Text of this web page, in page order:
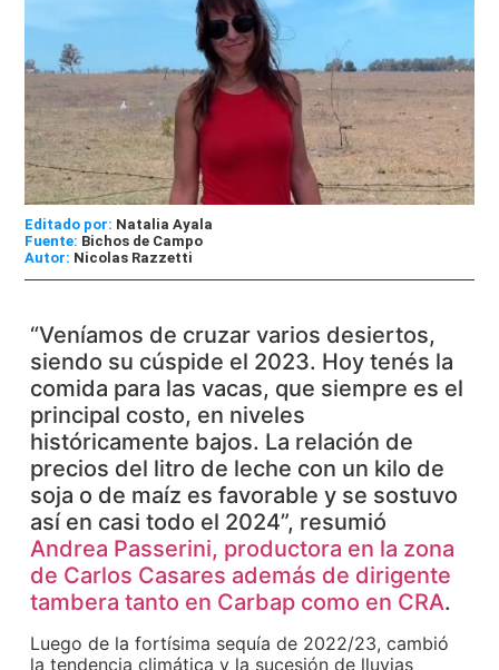
Editado por: Natalia Ayala
Bichos de Campo
Nicolas Razzetti
“Veníamos de cruzar varios desiertos,
siendo su cúspide el 2023. Hoy tenés la
comida para las vacas, que siempre es el
principal costo, en niveles
históricamente bajos. La relación de
precios del litro de leche con un kilo de
soja o de maíz es favorable y se sostuvo
así en casi todo el 2024”, resumió
Andrea Passerini, productora en la zona
de Carlos Casares además de dirigente
tambera tanto en Carbap como en CRA.
Luego de la fortísima sequía de 2022/23, cambió
la tendencia climática y la sucesión de lluvias